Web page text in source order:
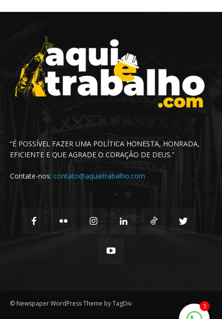
“É POSSÍVEL FAZER UMA POLÍTICA HONESTA, HONRADA,
EFICIENTE E QUE AGRADE O CORAÇÃO DE DEUS.”
Contate-nos: contato@aquietrabalho.com
© Newspaper WordPress Theme by TagDiv 1